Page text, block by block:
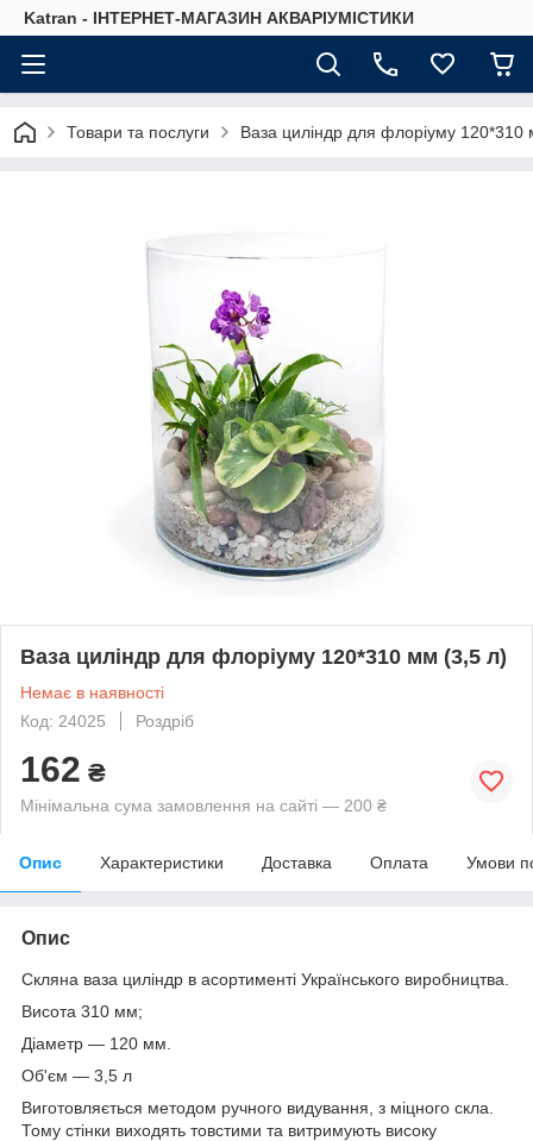
Katran - ІНТЕРНЕТ-МАГАЗИН АКВАРІУМІСТИКИ
Товари та послуги Ваза циліндр для флоріуму
Ваза циліндр для флоріуму 120*310 мм (3,5 л)
Немає в наявності
Код: 24025
Роздріб
162 ₴
Мінімальна сума замовлення на сайті — 200 ₴
Опис Характеристики Доставка Оплата Умови
Опис
Скляна ваза циліндр в асортименті Українського виробництва.
Висота 310 мм;
Діаметр — 120 мм.
Об'єм — 3,5 л
Виготовляється методом ручного видування, з міцного скла.
Тому стінки виходять товстими та витримують високу